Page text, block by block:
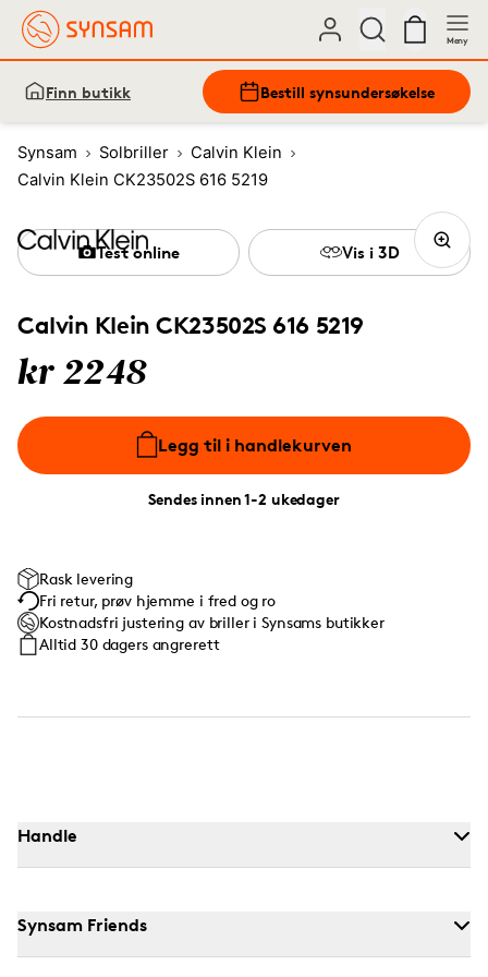
Meny
Finn butikk Bestill synsundersøkelse
Synsam Solbriller
Calvin Klein
Calvin Klein CK23502S 616 5219
Calvin Klein CK23502S 616 5219
kr 2248
Legg til i handlekurven
Sendes innen 1-2 ukedager
Test online Vis i 3D
Rask levering
Fri retur, prøv hjemme i fred og ro
Kostnadsfri justering av briller i Synsams butikker
Alltid 30 dagers angrerett
Handle
Synsam Friends